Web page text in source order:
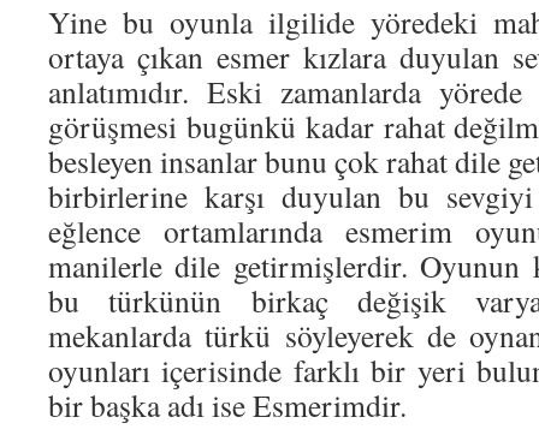
Yine bu oyunla ilgilide yöredeki
ortaya çıkan esmer kızlara duyulan
anlatımıdır. Eski zamanlarda
görüşmesi bugünkü kadar rahat
besleyen insanlar bunu çok rahat dile
birbirlerine karşı duyulan bu
eğlence ortamlarında esmerim
manilerle dile getirmişlerdir. Oyunun
bu türkünün birkaç değişik
mekanlarda türkü söyleyerek de
oyunları içerisinde farklı bir yeri
bir başka adı ise Esmerimdir.